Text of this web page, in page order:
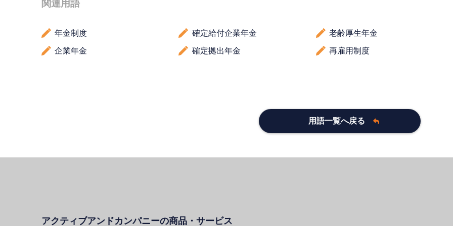
関連用語
年金制度 確定給付企業年金 老齢厚生年金
企業年金 確定拠出年金 再雇用制度
用語一覧へ戻る
アクティブアンドカンパニーの商品・サービス